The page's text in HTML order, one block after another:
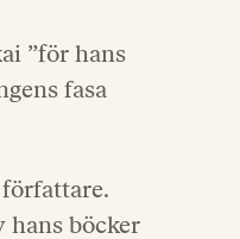
”för hans
fasa
hans böcker